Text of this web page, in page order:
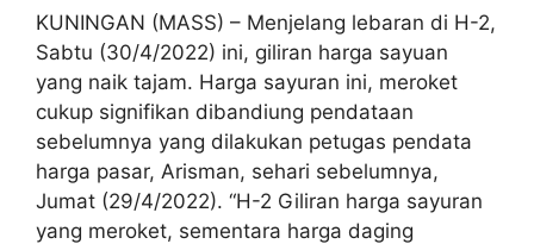
KUNINGAN (MASS) – Menjelang lebaran di H-2,
Sabtu (30/4/2022) ini, giliran harga sayuan
yang naik tajam. Harga sayuran ini, meroket
cukup signifikan dibandiung pendataan
sebelumnya yang dilakukan petugas pendata
harga pasar, Arisman, sehari sebelumnya,
Jumat (29/4/2022). “H-2 Giliran harga sayuran
yang meroket, sementara harga daging